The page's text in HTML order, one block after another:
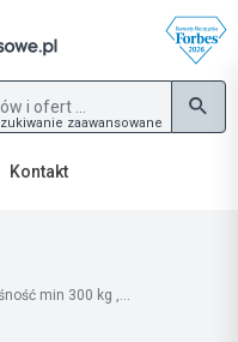
zaawansowane
Kontakt
min 300 kg ,...